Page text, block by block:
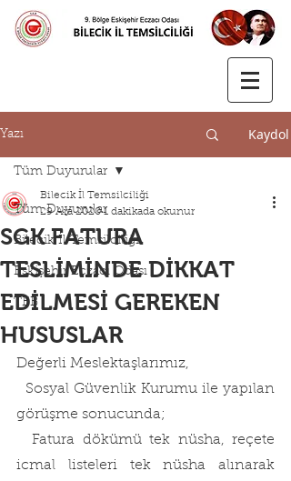
Yazı Kaydol
Tüm Duyurular
Bilecik İl Temsilciliği
Eskişehir Eczacı Odası
TEB
Tüm Duyurular
SGK FATURA
TESLİMİNDE DİKKAT
EDİLMESİ GEREKEN
HUSUSLAR
Bilecik İl Temsilciliği
29 Ara 2020 1 dakikada okunur
Değerli Meslektaşlarımız,
görüşme sonucunda;
icmal listeleri tek nüsha alınarak